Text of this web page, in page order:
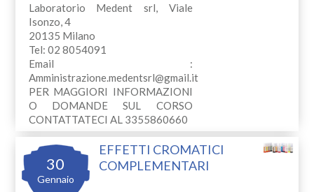
Laboratorio Medent srl, Viale
Isonzo, 4
20135 Milano
Tel: 02 8054091
Email :
Amministrazione.medentsrl@gmail.it
PER MAGGIORI INFORMAZIONI
O DOMANDE SUL CORSO
CONTATTATECI AL 3355860660
30
Gennaio
EFFETTI CROMATICI
COMPLEMENTARI